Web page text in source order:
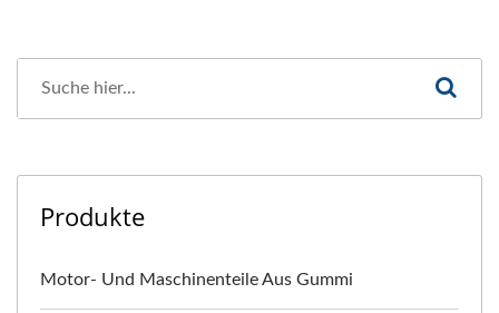
Produkte
Motor- Und Maschinenteile Aus Gummi